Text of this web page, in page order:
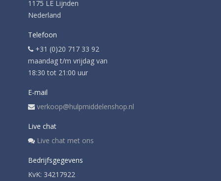
1175 LE Lijnden
Nederland
Telefoon
+31 (0)20 717 33 92
maandag t/m vrijdag van
18:30 tot 21:00 uur
E-mail
verkoop@hulpmiddelenshop.nl
Live chat
Live chat met ons
Bedrijfsgegevens
KvK: 34217922